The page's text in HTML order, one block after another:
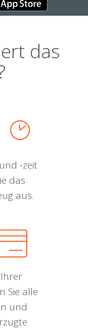
das
-zeit
das
aus.
Sie alle
und